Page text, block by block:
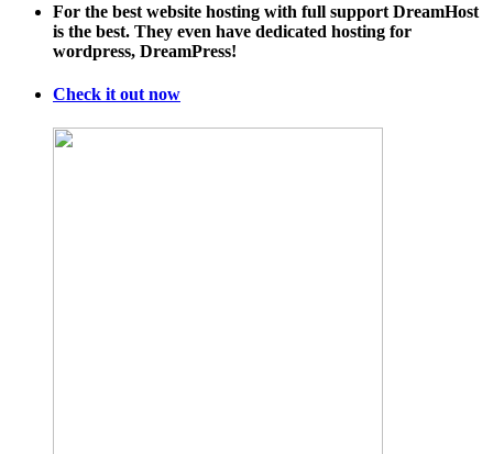
For the best website hosting with full support DreamHost
is the best. They even have dedicated hosting for
wordpress, DreamPress!
Check it out now